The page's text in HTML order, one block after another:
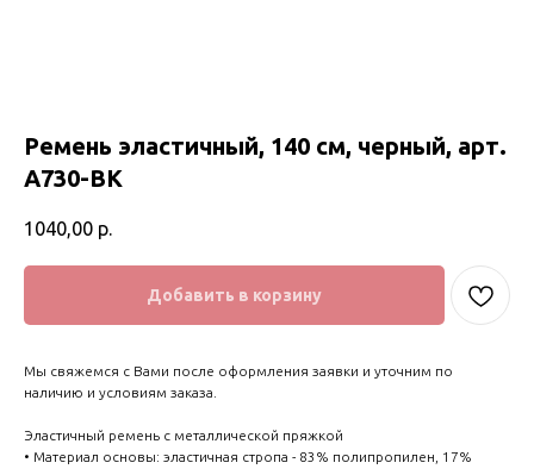
Ремень эластичный, 140 см, черный, арт.
А730-BK
1040,00 р.
Добавить в корзину
Мы свяжемся с Вами после оформления заявки и уточним по
наличию и условиям заказа.
Эластичный ремень с металлической пряжкой
• Материал основы: эластичная стропа - 83% полипропилен, 17%